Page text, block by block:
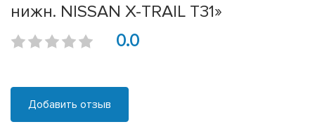
нижн. NISSAN X-TRAIL T31»
0.0
Добавить отзыв